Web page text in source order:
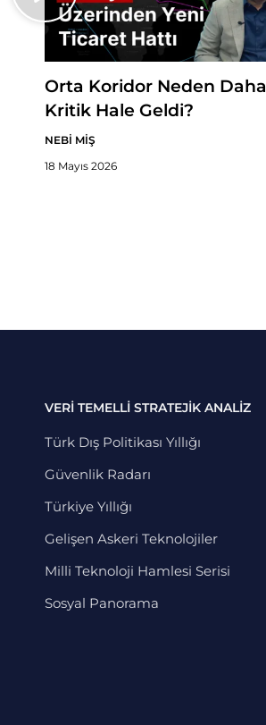
Orta Koridor Neden Daha
Kritik Hale Geldi?
NEBİ MİŞ
18 Mayıs 2026
VERİ TEMELLİ STRATEJİK ANALİZ
Türk Dış Politikası Yıllığı
Güvenlik Radarı
Türkiye Yıllığı
Gelişen Askeri Teknolojiler
Milli Teknoloji Hamlesi Serisi
Sosyal Panorama